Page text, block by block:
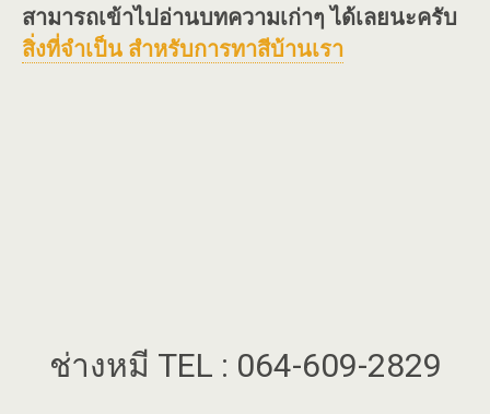
สามารถเข้าไปอ่านบทความเก่าๆ ได้เลยนะครับ
สิ่งที่จำเป็น สำหรับการทาสีบ้านเรา
ช่างหมี TEL : 064-609-2829